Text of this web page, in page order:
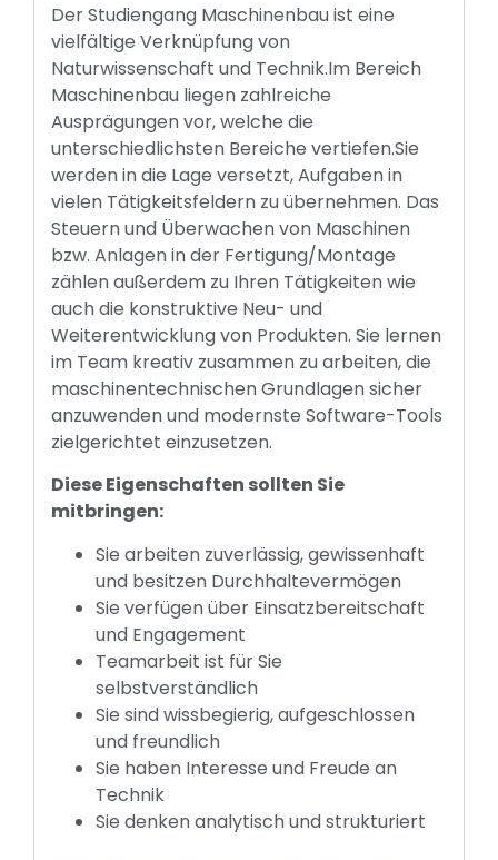
Der Studiengang Maschinenbau ist eine
vielfältige Verknüpfung von
Naturwissenschaft und Technik.Im Bereich
Maschinenbau liegen zahlreiche
Ausprägungen vor, welche die
unterschiedlichsten Bereiche vertiefen.Sie
werden in die Lage versetzt, Aufgaben in
vielen Tätigkeitsfeldern zu übernehmen. Das
Steuern und Überwachen von Maschinen
bzw. Anlagen in der Fertigung/Montage
zählen außerdem zu Ihren Tätigkeiten wie
auch die konstruktive Neu- und
Weiterentwicklung von Produkten. Sie lernen
im Team kreativ zusammen zu arbeiten, die
maschinentechnischen Grundlagen sicher
anzuwenden und modernste Software-Tools
zielgerichtet einzusetzen.
Diese Eigenschaften sollten Sie
mitbringen:
Sie arbeiten zuverlässig, gewissenhaft
und besitzen Durchhaltevermögen
Sie verfügen über Einsatzbereitschaft
und Engagement
Teamarbeit ist für Sie
selbstverständlich
Sie sind wissbegierig, aufgeschlossen
und freundlich
Sie haben Interesse und Freude an
Technik
Sie denken analytisch und strukturiert